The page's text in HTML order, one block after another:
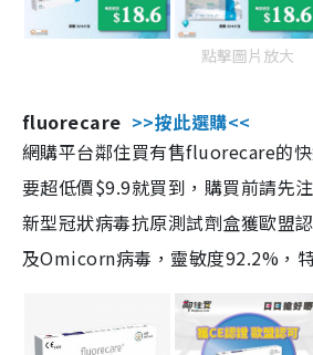
點擊圖片放大
fluorecare >>按此選購<<
網購平台鄰住買有售fluorecare的
要超低價$9.9就買到，購買前請先
新型冠狀病毒抗原測試劑盒獲歐盟
及Omicorn病毒，靈敏度92.2%，